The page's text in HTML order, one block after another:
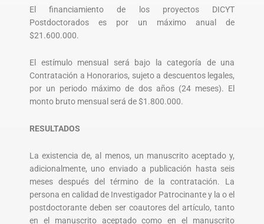
El financiamiento de los proyectos DICYT
Postdoctorados es por un máximo anual de
$21.600.000.
El estímulo mensual será bajo la categoría de una
Contratación a Honorarios, sujeto a descuentos legales,
por un periodo máximo de dos años (24 meses). El
monto bruto mensual será de $1.800.000.
RESULTADOS
La existencia de, al menos, un manuscrito aceptado y,
adicionalmente, uno enviado a publicación hasta seis
meses después del término de la contratación. La
persona en calidad de Investigador Patrocinante y la o el
postdoctorante deben ser coautores del artículo, tanto
en el manuscrito aceptado como en el manuscrito